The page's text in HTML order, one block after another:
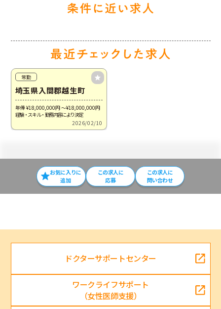
常勤
埼玉県入間郡越生町
年俸 ¥18,000,000円～¥18,000,000円
経験・スキル・勤務内容により決定
2026/02/10
お気に入りに
追加
この求⼈に
応募
この求人に
問い合わせ
ドクターサポートセンター
ワークライフサポート
（女性医師支援）